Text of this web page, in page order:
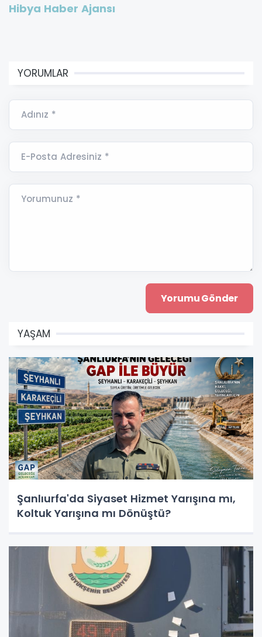
Hibya Haber Ajansı
YORUMLAR
Adınız *
E-Posta Adresiniz *
Yorumunuz *
YAŞAM
Şanlıurfa'da Siyaset Hizmet Yarışına mı,
Koltuk Yarışına mı Dönüştü?